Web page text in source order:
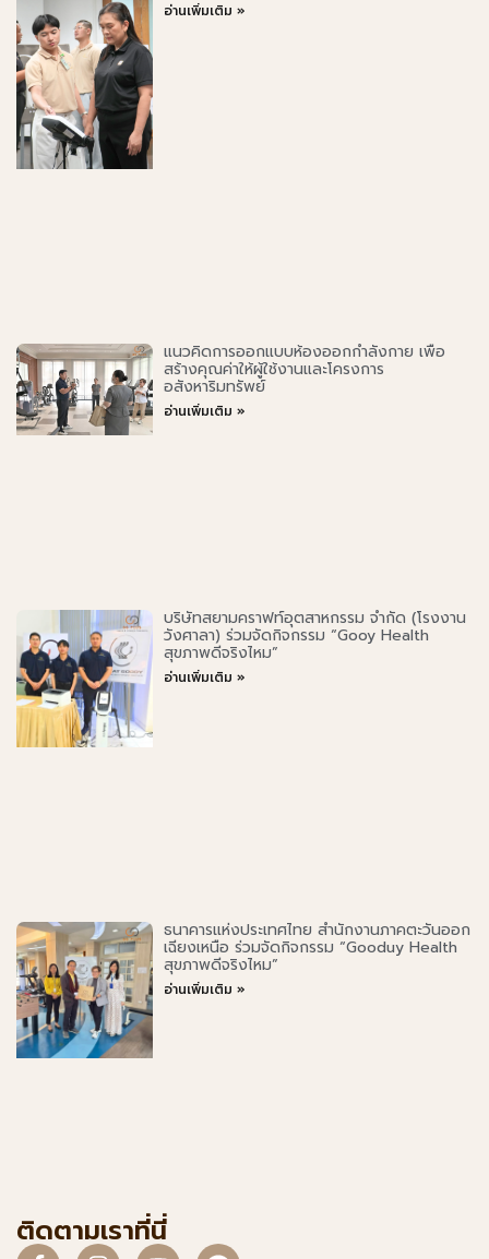
อ่านเพิ่มเติม »
แนวคิดการออกแบบห้องออกกำลังกาย เพื่อ
สร้างคุณค่าให้ผู้ใช้งานและโครงการ
อสังหาริมทรัพย์
อ่านเพิ่มเติม »
บริษัทสยามคราฟท์อุตสาหกรรม จำกัด (โรงงาน
วังศาลา) ร่วมจัดกิจกรรม “Gooy Health
สุขภาพดีจริงไหม”
อ่านเพิ่มเติม »
ธนาคารแห่งประเทศไทย สำนักงานภาคตะวันออก
เฉียงเหนือ ร่วมจัดกิจกรรม “Gooduy Health
สุขภาพดีจริงไหม”
อ่านเพิ่มเติม »
ติดตามเราที่นี่